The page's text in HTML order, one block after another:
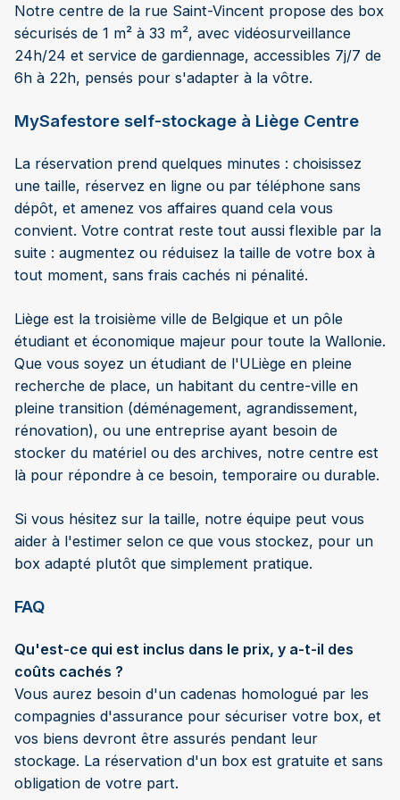
Notre centre de la rue Saint-Vincent propose des box
sécurisés de 1 m² à 33 m², avec vidéosurveillance
24h/24 et service de gardiennage, accessibles 7j/7 de
6h à 22h, pensés pour s'adapter à la vôtre.
MySafestore self-stockage à Liège Centre
La réservation prend quelques minutes : choisissez
une taille, réservez en ligne ou par téléphone sans
dépôt, et amenez vos affaires quand cela vous
convient. Votre contrat reste tout aussi flexible par la
suite : augmentez ou réduisez la taille de votre box à
tout moment, sans frais cachés ni pénalité.
Liège est la troisième ville de Belgique et un pôle
étudiant et économique majeur pour toute la Wallonie.
Que vous soyez un étudiant de l'ULiège en pleine
recherche de place, un habitant du centre-ville en
pleine transition (déménagement, agrandissement,
rénovation), ou une entreprise ayant besoin de
stocker du matériel ou des archives, notre centre est
là pour répondre à ce besoin, temporaire ou durable.
Si vous hésitez sur la taille, notre équipe peut vous
aider à l'estimer selon ce que vous stockez, pour un
box adapté plutôt que simplement pratique.
FAQ
Qu'est-ce qui est inclus dans le prix, y a-t-il des
coûts cachés ?
Vous aurez besoin d'un cadenas homologué par les
compagnies d'assurance pour sécuriser votre box, et
vos biens devront être assurés pendant leur
stockage. La réservation d'un box est gratuite et sans
obligation de votre part.